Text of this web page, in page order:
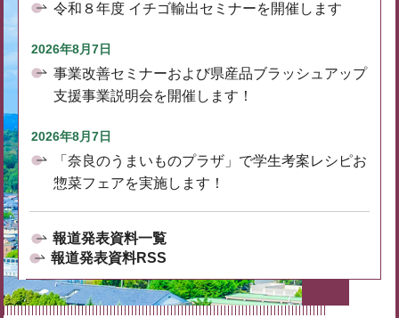
令和８年度 イチゴ輸出セミナーを開催します
2026年8月7日
事業改善セミナーおよび県産品ブラッシュアップ
支援事業説明会を開催します！
2026年8月7日
「奈良のうまいものプラザ」で学生考案レシピお
惣菜フェアを実施します！
報道発表資料一覧
報道発表資料RSS